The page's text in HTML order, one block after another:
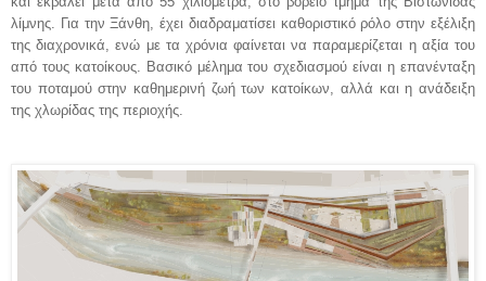
λίμνης. Για την Ξάνθη, έχει διαδραματίσει καθοριστικό ρόλο στην εξέλιξη
της διαχρονικά, ενώ με τα χρόνια φαίνεται να παραμερίζεται η αξία του
από τους κατοίκους. Βασικό μέλημα του σχεδιασμού είναι η επανένταξη
του ποταμού στην καθημερινή ζωή των κατοίκων, αλλά και η ανάδειξη
της χλωρίδας της περιοχής.